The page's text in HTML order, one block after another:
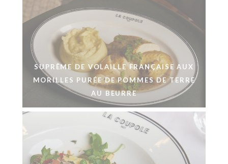
SUPRÊME DE VOLAILLE FRANÇAISE AUX
MORILLES PURÉE DE POMMES DE TERRE
AU BEURRE